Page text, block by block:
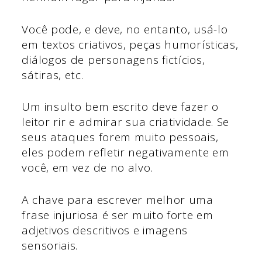
Você pode, e deve, no entanto, usá-lo
em textos criativos, peças humorísticas,
diálogos de personagens fictícios,
sátiras, etc.
Um insulto bem escrito deve fazer o
leitor rir e admirar sua criatividade. Se
seus ataques forem muito pessoais,
eles podem refletir negativamente em
você, em vez de no alvo.
A chave para escrever melhor uma
frase injuriosa é ser muito forte em
adjetivos descritivos e imagens
sensoriais.